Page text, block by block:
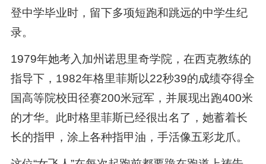
登中学毕业时，留下多项短跑和跳远的中学生纪
录。
1979年她考入加州诺思里奇学院，在西克教练的
指导下，1982年格里菲斯以22秒39的成绩夺得全
国高等院校田径赛200米冠军，并展现出跑400米
的才华。此时格里菲斯已经很出名了，她蓄着长
长的指甲，涂上各种指甲油，手活像五彩龙爪。